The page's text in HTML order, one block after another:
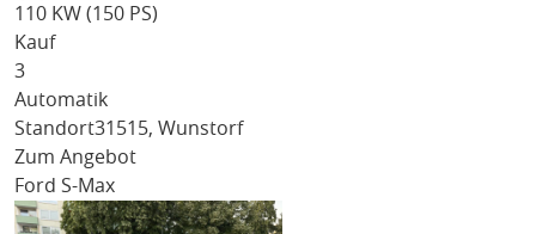
110 KW (150 PS)
Kauf
3
Automatik
Standort31515, Wunstorf
Zum Angebot
Ford S-Max